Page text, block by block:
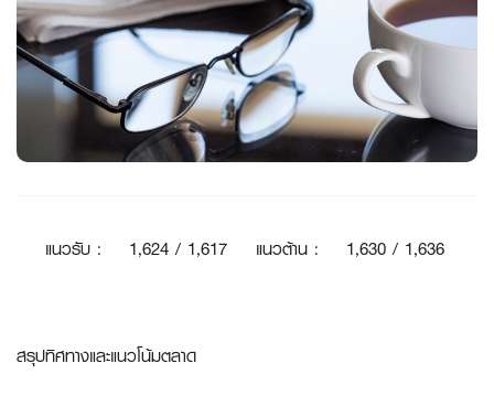
แนวรับ: 1,624 / 1,617 แนวต้าน : 1,630 / 1,636
สรุปทิศทางและแนวโน้มตลาด